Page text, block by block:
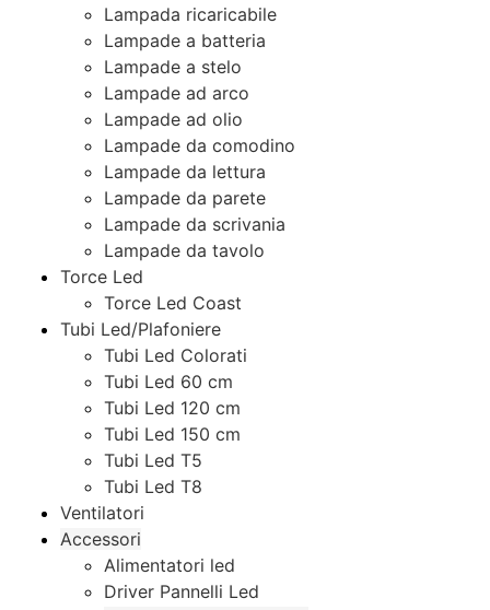
Lampada ricaricabile
Lampade a batteria
Lampade a stelo
Lampade ad arco
Lampade ad olio
Lampade da comodino
Lampade da lettura
Lampade da parete
Lampade da scrivania
Lampade da tavolo
Torce Led
Torce Led Coast
Tubi Led/Plafoniere
Tubi Led Colorati
Tubi Led 60 cm
Tubi Led 120 cm
Tubi Led 150 cm
Tubi Led T5
Tubi Led T8
Ventilatori
Accessori
Alimentatori led
Driver Pannelli Led